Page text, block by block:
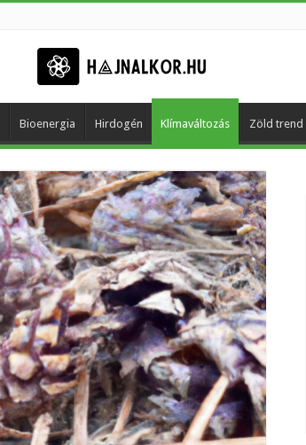
Bioenergia Hirdogén Klímaváltozás Zöld trend